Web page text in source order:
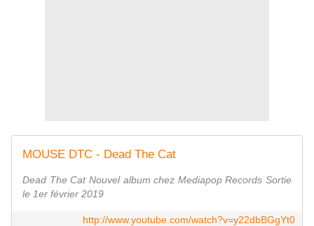
MOUSE DTC - Dead The Cat
Dead The Cat Nouvel album chez Mediapop Records Sortie
le 1er février 2019
http://www.youtube.com/watch?v=y22dbBGgYt0